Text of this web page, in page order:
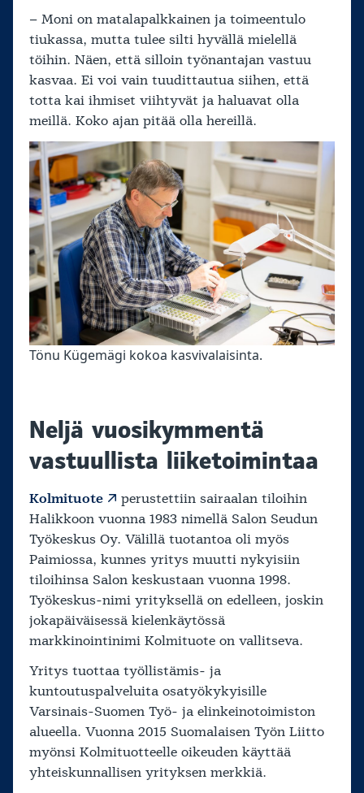
– Moni on matalapalkkainen ja toimeentulo
tiukassa, mutta tulee silti hyvällä mielellä
töihin. Näen, että silloin työnantajan vastuu
kasvaa. Ei voi vain tuudittautua siihen, että
totta kai ihmiset viihtyvät ja haluavat olla
meillä. Koko ajan pitää olla hereillä.
Tönu Kügemägi kokoa kasvivalaisinta.
Neljä vuosikymmentä
vastuullista liiketoimintaa
Kolmituote
perustettiin sairaalan tiloihin
Halikkoon vuonna 1983 nimellä Salon Seudun
Työkeskus Oy. Välillä tuotantoa oli myös
Paimiossa, kunnes yritys muutti nykyisiin
tiloihinsa Salon keskustaan vuonna 1998.
Työkeskus-nimi yrityksellä on edelleen, joskin
jokapäiväisessä kielenkäytössä
markkinointinimi Kolmituote on vallitseva.
Yritys tuottaa työllistämis- ja
kuntoutuspalveluita osatyökykyisille
Varsinais-Suomen Työ- ja elinkeinotoimiston
alueella. Vuonna 2015 Suomalaisen Työn Liitto
myönsi Kolmituotteelle oikeuden käyttää
yhteiskunnallisen yrityksen merkkiä.